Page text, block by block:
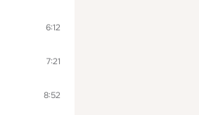
6:12
7:21
8:52